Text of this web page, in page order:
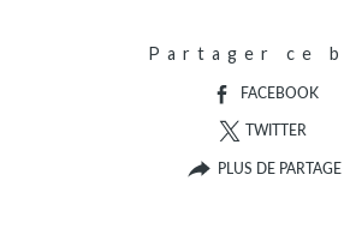
Partager ce
FACEBOOK
TWITTER
PLUS DE PARTAGE